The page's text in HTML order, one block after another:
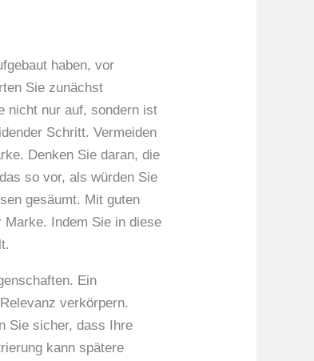
haben, vor
Sie zunächst
nicht nur auf, sondern ist
Schritt. Vermeiden
Denken Sie daran, die
so vor, als würden Sie
gesäumt. Mit guten
Indem Sie in diese
Ein
verkörpern.
Sie sicher, dass Ihre
kann spätere